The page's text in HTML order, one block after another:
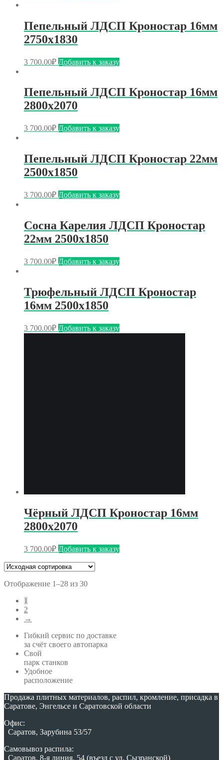
Пепельный ЛДСП Кроностар 16мм
2750х1830
3 700.00₽ Добавить к заказу
Пепельный ЛДСП Кроностар 16мм
2800х2070
3 700.00₽ Добавить к заказу
Пепельный ЛДСП Кроностар 22мм
2500х1850
3 700.00₽ Добавить к заказу
Сосна Карелия ЛДСП Кроностар
22мм 2500х1850
3 700.00₽ Добавить к заказу
Трюфельный ЛДСП Кроностар
16мм 2500х1850
3 700.00₽ Добавить к заказу
Чёрный ЛДСП Кроностар 16мм
2800х2070
3 700.00₽ Добавить к заказу
Отображение 1–28 из 30
1
2
→
Гибкий сервис по доставке
за счёт своего автопарка
Свой
парк станков
Удобное
расположение
Продажа плитных материалов, распил, кромление, присадка в
Саратове, Энгельсе и Саратовской области
Офис:
Саратов, Зарубина 53/57
Самовывоз распила:
Саратов, 8-я линия, 54 (въезд с ул. Сызранской)